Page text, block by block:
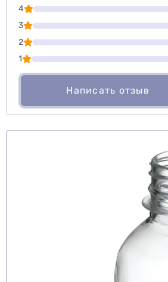
4
3
2
1
Написать отзыв